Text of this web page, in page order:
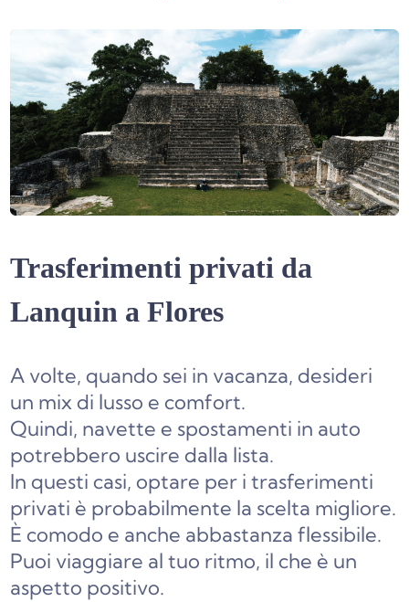
Trasferimenti privati da
Lanquin a Flores
A volte, quando sei in vacanza, desideri
un mix di lusso e comfort.
Quindi, navette e spostamenti in auto
potrebbero uscire dalla lista.
In questi casi, optare per i trasferimenti
privati è probabilmente la scelta migliore.
È comodo e anche abbastanza flessibile.
Puoi viaggiare al tuo ritmo, il che è un
aspetto positivo.